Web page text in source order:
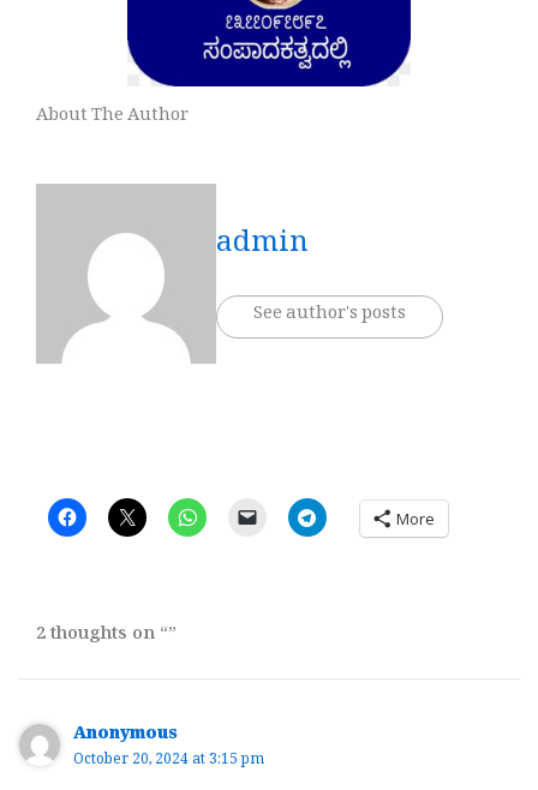
About The Author
admin
See author's posts
More
2 thoughts on “”
Anonymous
October 20, 2024 at 3:15 pm